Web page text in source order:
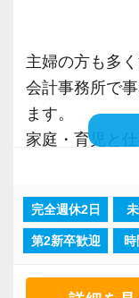
▼STEP1 基礎
入社後は記帳
業務からスター
OJT形式で先輩
記帳代行や申
ど、内務業務
基礎から専門
主婦の方も多く
会計事務所で
ます。
家庭・育児と
残業もありま
1日6時間、週
完全週休2日
第2新卒歓迎